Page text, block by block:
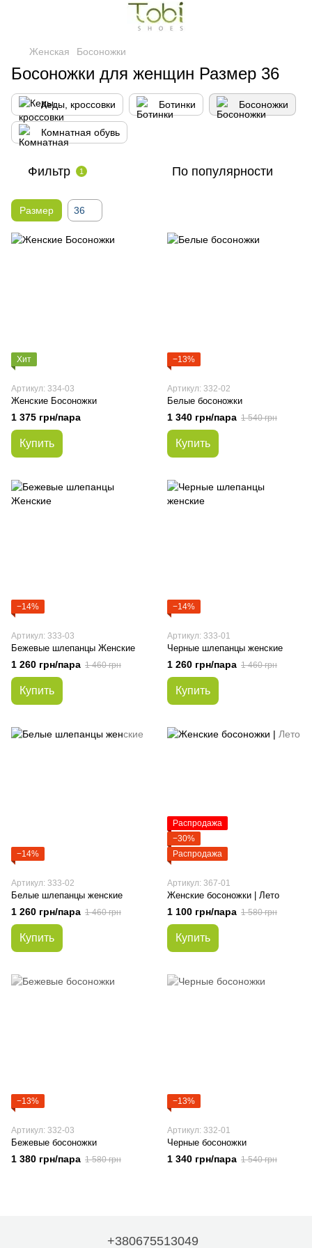
Женская Босоножки
Босоножки для женщин Размер 36
Кеды, кроссовки Ботинки Босоножки
Комнатная обувь
Фильтр 1 По популярности
Размер 36
Хит
Артикул: 334-03
Женские Босоножки
1 375 грн/пара
Купить
−13%
Артикул: 332-02
Белые босоножки
1 340 грн/пара 1 540 грн
Купить
−14%
Артикул: 333-03
Бежевые шлепанцы Женские
1 260 грн/пара 1 460 грн
Купить
−14%
Артикул: 333-01
Черные шлепанцы женские
1 260 грн/пара 1 460 грн
Купить
−14%
Артикул: 333-02
Белые шлепанцы женские
1 260 грн/пара 1 460 грн
Купить
Распродажа
−30%
Распродажа
Артикул: 367-01
Женские босоножки | Лето
1 100 грн/пара 1 580 грн
Купить
−13%
Артикул: 332-03
Бежевые босоножки
1 380 грн/пара 1 580 грн
−13%
Артикул: 332-01
Черные босоножки
1 340 грн/пара 1 540 грн
+380675513049